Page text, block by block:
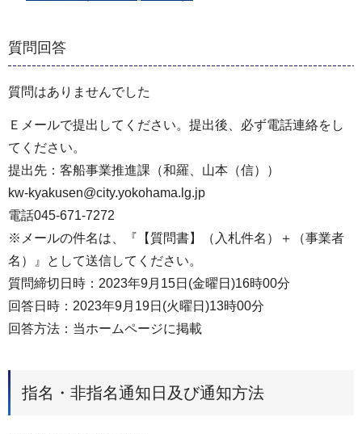
質問回答
質問はありませんでした
Ｅメールで提出してください。提出後、必ず電話連絡をし
てください。
提出先：客船事業推進課（和羅、山本（信））
kw-kyakusen@city.yokohama.lg.jp
電話045-671-7272
※メールの件名は、『【質問書】（入札件名）＋（事業者
名）』として送信してください。
質問締切日時：2023年9月15日(金曜日)16時00分
回答日時：2023年9月19日(火曜日)13時00分
回答方法：当ホームページに掲載
指名・非指名通知日及び通知方法